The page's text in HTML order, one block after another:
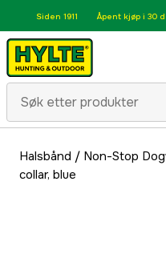
Siden 1911 Åpent kjøp i 30
Halsbånd / Non-Stop
collar, blue